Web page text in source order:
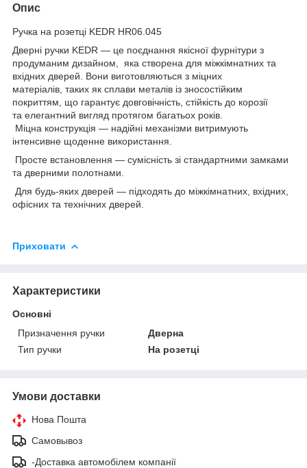
Опис
Ручка на розетці KEDR HR06.045
Дверні ручки KEDR — це поєднання якісної фурнітури з
продуманим дизайном, яка створена для міжкімнатних та
вхідних дверей. Вони виготовляються з міцних
матеріалів, таких як сплави металів із зносостійким
покриттям, що гарантує довговічність, стійкість до корозії
та елегантний вигляд протягом багатьох років.
Міцна конструкція — надійні механізми витримують
інтенсивне щоденне використання.
Просте встановлення — сумісність зі стандартними замками
та дверними полотнами.
Для будь-яких дверей — підходять до міжкімнатних, вхідних,
офісних та технічних дверей.
Приховати
Характеристики
Основні
Призначення ручки
Дверна
Тип ручки
На розетці
Умови доставки
Нова Пошта
Самовывоз
-Доставка автомобілем компанії